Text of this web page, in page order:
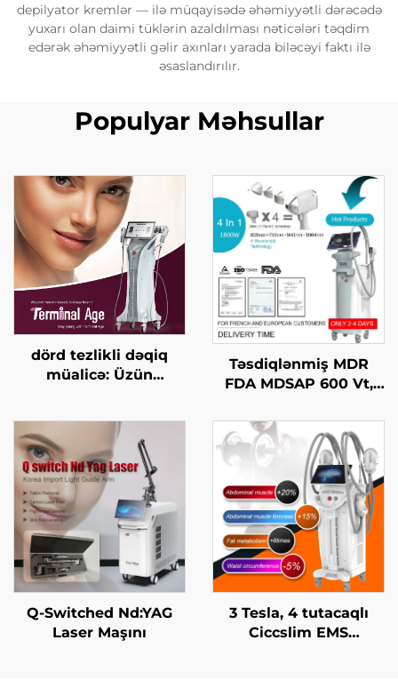
depilyator kremlər — ilə müqayisədə əhəmiyyətli dərəcədə
yuxarı olan daimi tüklərin azaldılması nəticələri təqdim
edərək əhəmiyyətli gəlir axınları yarada biləcəyi faktı ilə
əsaslandırılır.
Populyar Məhsullar
dörd tezlikli dəqiq
müalicə: Üzün
bədənin
formalaşdırılması, son
yaş HIFU maşını
Təsdiqlənmiş MDR
FDA MDSAP 600 Vt,
Vt, 4-in-1 əvəz edilə
bilən nöqtələr ilə 755
nm, 808 nm, 940 nm,
1064 nm diod laser saç
çıxarma maşını
Q-Switched Nd:YAG
Laser Maşını
3 Tesla, 4 tutacaqlı
Ciccslim EMS